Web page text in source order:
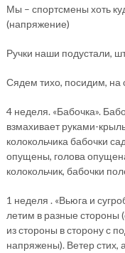
Мы – спортсмены хоть
(напряжение)
Ручки наши подустали,
Сядем тихо, посидим, на
4 неделя. «Бабочка».
взмахивает руками-
колокольчика бабочки
опущены, голова
колокольчик, бабочки
1 неделя . «Вьюга и
летим в разные стороны
из стороны в сторону с
напряжены). Ветер стих,